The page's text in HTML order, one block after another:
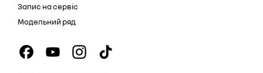
Запис на сервіс
Модельний ряд